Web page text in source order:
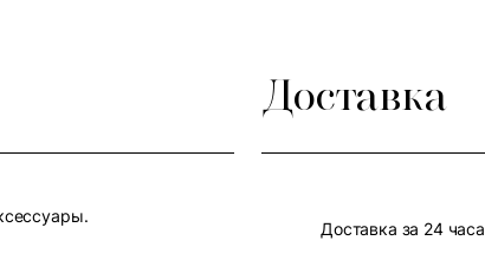
Доставка
Доставка за 24 часа